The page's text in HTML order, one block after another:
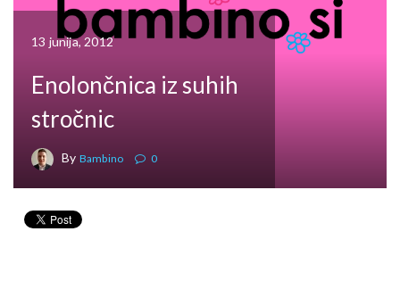
13 junija, 2012
Enolončnica iz suhih
stročnic
By Bambino 0